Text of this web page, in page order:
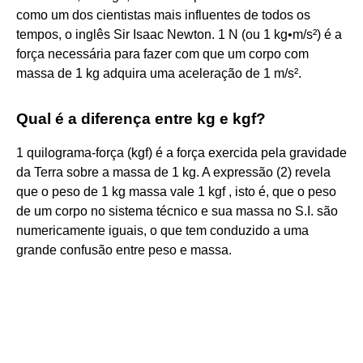
como um dos cientistas mais influentes de todos os
tempos, o inglês Sir Isaac Newton. 1 N (ou 1 kg•m/s²) é a
força necessária para fazer com que um corpo com
massa de 1 kg adquira uma aceleração de 1 m/s².
Qual é a diferença entre kg e kgf?
1 quilograma-força (kgf) é a força exercida pela gravidade
da Terra sobre a massa de 1 kg. A expressão (2) revela
que o peso de 1 kg massa vale 1 kgf , isto é, que o peso
de um corpo no sistema técnico e sua massa no S.I. são
numericamente iguais, o que tem conduzido a uma
grande confusão entre peso e massa.